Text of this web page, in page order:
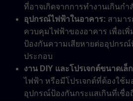
ที่อาจเกิดจากการทำงานเกินกำ
อุปกรณ์ไฟฟ้าในอาคาร: สามา
ควบคุมไฟฟ้าของอาคาร เพื่อเ
ป้องกันความเสียหายต่ออุปกรณ์
ประกอบ
งาน DIY และโปรเจกต์ขนาดเล็
ไฟฟ้า หรือมีโปรเจกต์ที่ต้องใช้ม
อุปกรณ์ป้องกันกระแสเกินที่เชื่อ